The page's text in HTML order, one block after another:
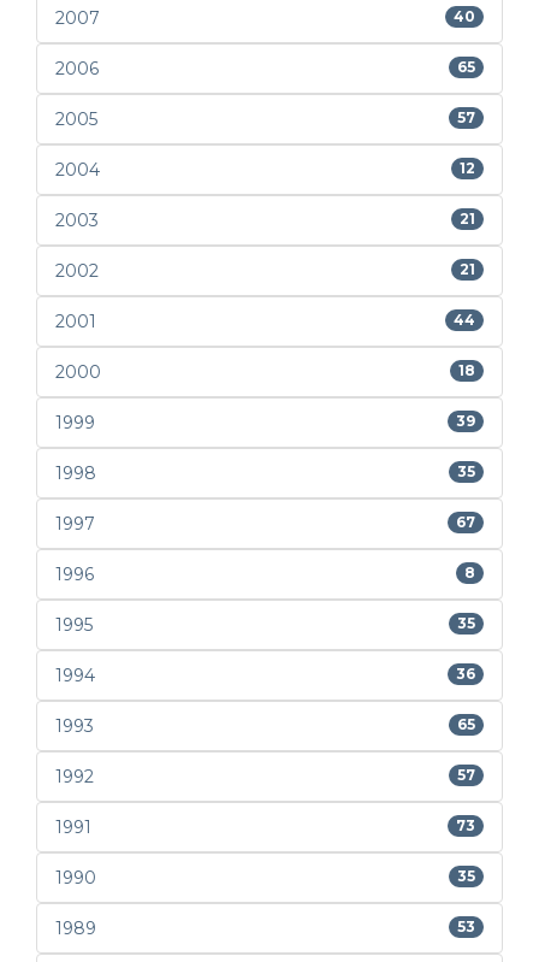
2007 40
2006 65
2005 57
2004 12
2003 21
2002 21
2001 44
2000 18
1999 39
1998 35
1997 67
1996 8
1995 35
1994 36
1993 65
1992 57
1991 73
1990 35
1989 53